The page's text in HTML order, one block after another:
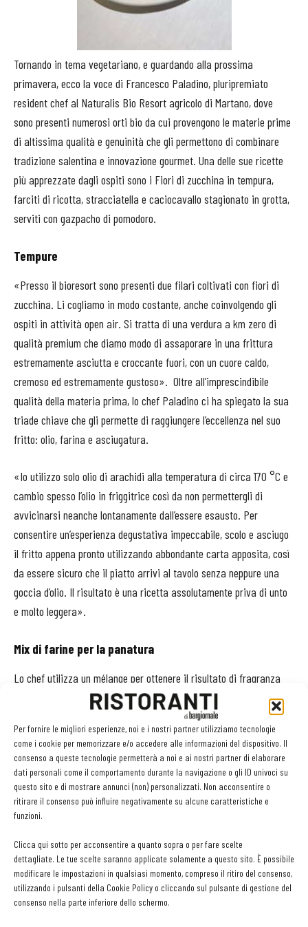
Per fornire le migliori esperienze, noi e i nostri partner utilizziamo tecnologie
come i cookie per memorizzare e/o accedere alle informazioni del dispositivo. Il
consenso a queste tecnologie permetterà a noi e ai nostri partner di elaborare
dati personali come il comportamento durante la navigazione o gli ID univoci su
questo sito e di mostrare annunci (non) personalizzati. Non acconsentire o
ritirare il consenso può influire negativamente su alcune caratteristiche e
funzioni.
Clicca qui sotto per acconsentire a quanto sopra o per fare scelte
dettagliate. Le tue scelte saranno applicate solamente a questo sito. È possibile
modificare le impostazioni in qualsiasi momento, compreso il ritiro del consenso,
utilizzando i pulsanti della Cookie Policy o cliccando sul pulsante di gestione del
consenso nella parte inferiore dello schermo.
Tornando in tema vegetariano, e guardando alla prossima
primavera, ecco la voce di Francesco Paladino, pluripremiato
resident chef al Naturalis Bio Resort agricolo di Martano, dove
sono presenti numerosi orti bio da cui provengono le materie prime
di altissima qualità e genuinità che gli permettono di combinare
tradizione salentina e innovazione gourmet. Una delle sue ricette
più apprezzate dagli ospiti sono i Fiori di zucchina in tempura,
farciti di ricotta, stracciatella e caciocavallo stagionato in grotta,
serviti con gazpacho di pomodoro.
Tempure
«Presso il bioresort sono presenti due filari coltivati con fiori di
zucchina. Li cogliamo in modo costante, anche coinvolgendo gli
ospiti in attività open air. Si tratta di una verdura a km zero di
qualità premium che diamo modo di assaporare in una frittura
estremamente asciutta e croccante fuori, con un cuore caldo,
cremoso ed estremamente gustoso». Oltre all’imprescindibile
qualità della materia prima, lo chef Paladino ci ha spiegato la sua
triade chiave che gli permette di raggiungere l’eccellenza nel suo
fritto: olio, farina e asciugatura.
«Io utilizzo solo olio di arachidi alla temperatura di circa 170 °C e
cambio spesso l’olio in friggitrice così da non permettergli di
avvicinarsi neanche lontanamente dall’essere esausto. Per
consentire un’esperienza degustativa impeccabile, scolo e asciugo
il fritto appena pronto utilizzando abbondante carta apposita, così
da essere sicuro che il piatto arrivi al tavolo senza neppure una
goccia d’olio. Il risultato è una ricetta assolutamente priva di unto
e molto leggera».
Mix di farine per la panatura
Lo chef utilizza un mélange per ottenere il risultato di fragranza
desiderato. «Utilizzo un mix composto da tre tipi di farina: quella
prodotta dal nostro grano Senatore Cappelli coltivato presso il
bioresort, la farina 0 del Molino della Giovanna e una certa
percentuale di farina di riso. Per creare la pastella utilizzo acqua,
né frizzante e neppure ghiacciata: il risultato finale perfetto del
fritto dipende infatti dalla sua corretta densità. Quindi, il dosaggio
di farina, acqua e sale avviene con estrema precisione, anche a
Carciofo, principe tra i fritti
Il carciofo fritto è tra i piatti forti della carta di Casale Rufini, al